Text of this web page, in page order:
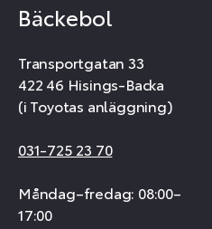
Bäckebol
Transportgatan 33
422 46 Hisings-Backa
(i Toyotas anläggning)
031-725 23 70
Måndag–fredag: 08:00–
17:00